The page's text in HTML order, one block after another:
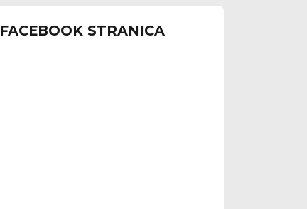
FACEBOOK STRANICA